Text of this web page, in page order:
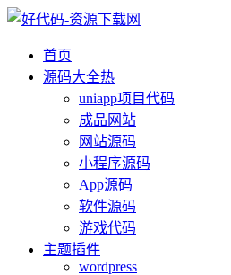
首页
源码大全热
uniapp项目代码
成品网站
网站源码
小程序源码
App源码
软件源码
游戏代码
主题插件
wordpress